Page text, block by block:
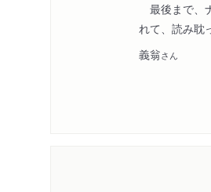
最後まで、
れて、読み耽
義翁さん